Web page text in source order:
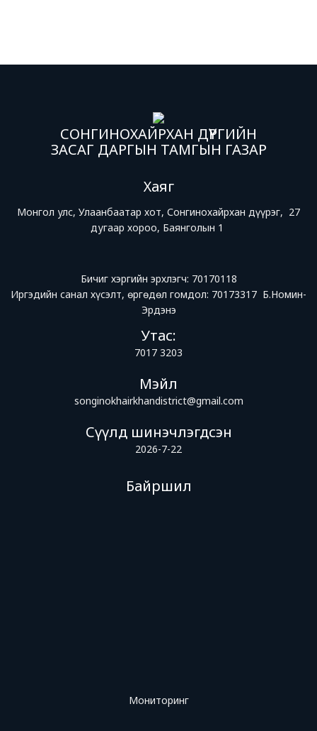
СОНГИНОХАЙРХАН ДҮҮРГИЙН
ЗАСАГ ДАРГЫН ТАМГЫН ГАЗАР
Хаяг
Монгол улс, Улаанбаатар хот, Сонгинохайрхан дүүрэг, 27
дугаар хороо, Баянголын 1
Бичиг хэргийн эрхлэгч: 70170118
Иргэдийн санал хүсэлт, өргөдөл гомдол: 70173317 Б.Номин-
Эрдэнэ
Утас:
7017 3203
Мэйл
songinokhairkhandistrict@gmail.com
Сүүлд шинэчлэгдсэн
2026-7-22
Байршил
Мониторинг